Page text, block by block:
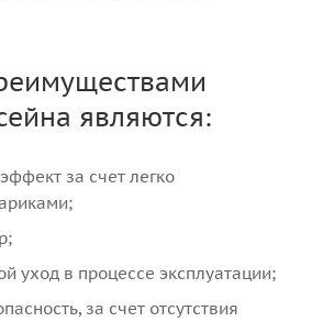
являются:
за счет легко
уход в процессе эксплуатации;
за счет отсутствия